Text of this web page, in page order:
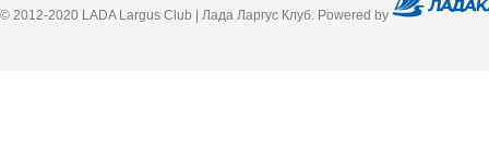
© 2012-2020 LADA Largus Club | Лада Ларгус Клуб. Powered by